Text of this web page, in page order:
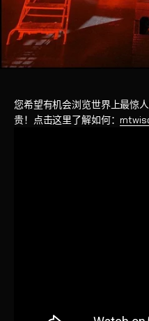
您希望有机会浏览世界上最惊
贵！点击这里了解如何：